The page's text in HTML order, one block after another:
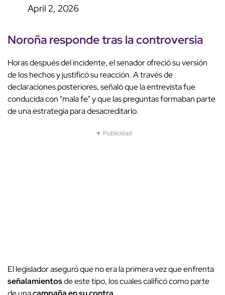
April 2, 2026
Noroña respondetras la controversia
Horas después del incidente, el senador ofreció su versión
de los hechos y justificó su reacción. A través de
declaraciones posteriores, señaló que la entrevista fue
conducida con "mala fe" y que las preguntas formaban parte
de una estrategia para desacreditarlo.
▼ Publicidad
El legislador aseguró que no era la primera vez que enfrenta
señalamientosde este tipo, los cuales calificó como parte